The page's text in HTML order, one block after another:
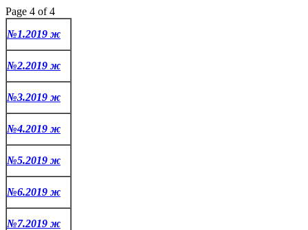
Page 4 of 4
№1.2019 ж
№2.2019 ж
№3.2019 ж
№4.2019 ж
№5.2019 ж
№6.2019 ж
№7.2019 ж